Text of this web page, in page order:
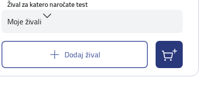
Žival za katero naročate test
Moje živali
Dodaj žival